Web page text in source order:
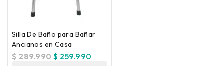
Silla De Baño para Bañar
Ancianos en Casa
$289.990$ 259.990